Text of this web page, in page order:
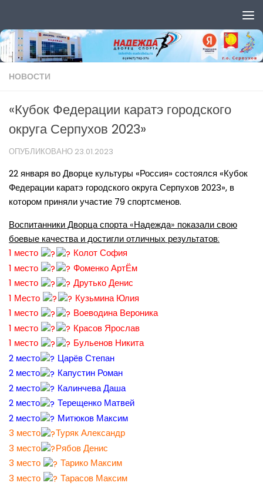
НОВОСТИ
«Кубок Федерации каратэ городского
округа Серпухов 2023»
ОПУБЛИКОВАНО 23.01.2023
22 января во Дворце культуры «Россия» состоялся «Кубок
Федерации каратэ городского округа Серпухов 2023», в
котором приняли участие 79 спортсменов.
Воспитанники Дворца спорта «Надежда» показали свою
боевые качества и достигли отличных результатов:
1 место
Колот София
1 место
Фоменко АртЁм
1 место
Друтько Денис
1 Место
Кузьмина Юлия
1 место
Воеводина Вероника
1 место
Красов Ярослав
1 место
Бульенов Никита
2 место
Царёв Степан
2 место
Капустин Роман
2 место
Калинчева Даша
2 место
Терещенко Матвей
2 место
Митюков Максим
3 место
Туряк Александр
3 место
Рябов Денис
3 место
Тарико Максим
3 место
Тарасов Максим